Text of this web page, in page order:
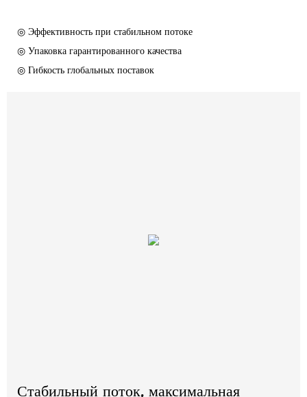
◎ Эффективность при стабильном потоке
◎ Упаковка гарантированного качества
◎ Гибкость глобальных поставок
Стабильный поток, максимальная